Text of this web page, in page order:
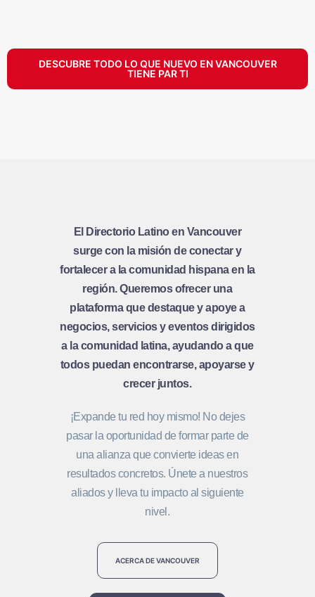
DESCUBRE TODO LO QUE NUEVO EN VANCOUVER
TIENE PAR TI
El Directorio Latino en Vancouver
surge con la misión de conectar y
fortalecer a la comunidad hispana en la
región. Queremos ofrecer una
plataforma que destaque y apoye a
negocios, servicios y eventos dirigidos
a la comunidad latina, ayudando a que
todos puedan encontrarse, apoyarse y
crecer juntos.
¡Expande tu red hoy mismo! No dejes
pasar la oportunidad de formar parte de
una alianza que convierte ideas en
resultados concretos. Únete a nuestros
aliados y lleva tu impacto al siguiente
nivel.
ACERCA DE VANCOUVER